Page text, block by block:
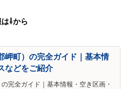
は⇩から
岬町）の完全ガイド｜基本情
などをご紹介
完全ガイド｜基本情報・空き区画・